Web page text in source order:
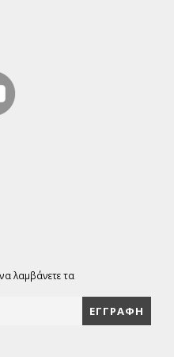
λαμβάνετε τα